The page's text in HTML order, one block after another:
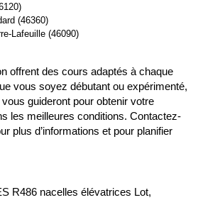
(46360)
Lafeuille (46090)
offrent des cours adaptés à chaque
vous soyez débutant ou expérimenté,
guideront pour obtenir votre
les meilleures conditions. Contactez-
plus d’informations et pour planifier
R486 nacelles élévatrices Lot,